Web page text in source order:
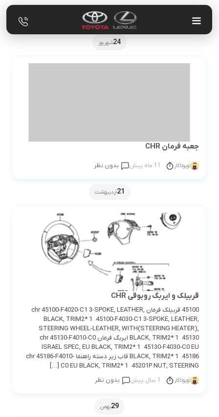
24شهریور
جعبه فرمان CHR
تویوتاکار 11 ماه پیش بدون نظر
21اردیبهشت
قربیلک و ایربگ روبوقی CHR
45100 قربیلک فرمان chr 45100-F4020-C1 3-SPOKE, LEATHER,
BLACK, TRIM2* 1 45100-F4030-C1 3-SPOKE, LEATHER,
STEERING WHEEL-LEATHER, WITH(STEERING HEATER),
BLACK, TRIM2* 1 45130 ایربگ فرمان chr 45130-F4010-C0
ISRAEL SPEC, EU BLACK, TRIM2* 1 45130-F4030-C0 EU
BLACK, TRIM2* 1 45186 قاب زیر دسته راهنما chr 45186-F4010-
C0 EU BLACK, TRIM2* 1 45201P NUT, STEERING […]
تویوتاکار 1 سال پیش بدون نظر
29بهمن